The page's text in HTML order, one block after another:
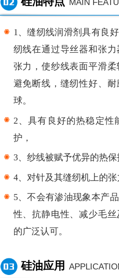
MAIN
1、缝纫线润滑剂具有良
纫线在通过导丝器和张
张力，使纱线表面平滑
避免断线，缝纫性好、
球。
2、具有良好的热稳定性
护，
3、纱线被赋予优异的热保
4、对针及其缝纫机上的张
5、不会有渗油现象本产
性、抗静电性、减少毛
的广泛认可。
硅油应用